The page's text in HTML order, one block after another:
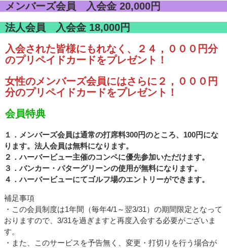
メンバーズ会員 入会金 20,000円
法人会員 入会金 18,000円
入会された皆様にもれなく、２４，０００円分
のプリペイドカードをプレゼント！
女性のメンバーズ会員にはさらに２，０００円
分のプリペイドカードをプレゼント！
会員特典
１．メンバーズ会員は通常の打席料300円のところ、100円にな
ります。法人会員は無料になります。
２．ハーバービュー主催のコンペに優先参加いただけます。
３．バンカー・パターグリーンの使用が無料になります。
４．ハーバービューにてゴルフ場のエントリーができます。
補足事項
・この会員制度は1年間（毎年4/1～翌3/31）の期間限定となって
おりますので、3/31を過ぎますと再度入会する必要がございま
す。
・また、このサービスを予告無く、変更・打切りを行う場合が